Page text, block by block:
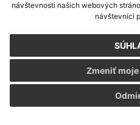
návštevnosti našich webových
návštevníci
Zmeniť